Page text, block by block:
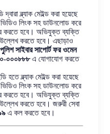
ব্ল্যাক মেইল্ড করা হয়েছে
লিংক সহ ডাউনলোড করে
করতে হবে। অভিযুক্ত ব্যক্তি
উল্লেখ করতে হবে। এছাড়াও
পুলিশ সাইবার সাপোর্ট ফর ওমেন
০০০৮৮৮এ যোগাযোগ করতে
ব্ল্যাক মেইল্ড করা হয়েছে
লিংক সহ ডাউনলোড করে
করতে হবে। অভিযুক্ত ব্যক্তি
উল্লেখ করতে হবে। জরুরী সেবা
এ কল করতে হবে।